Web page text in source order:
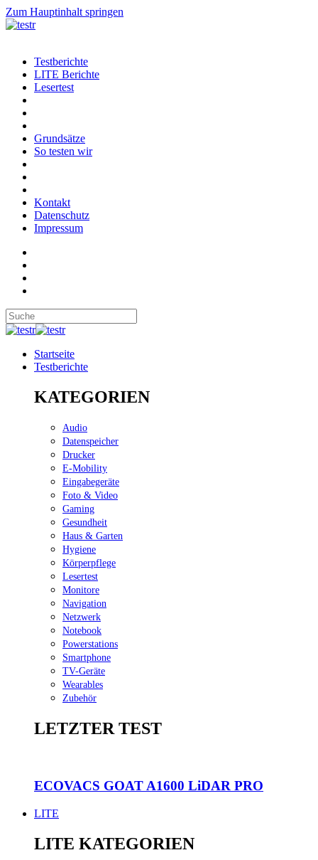
Zum Hauptinhalt springen
Testberichte
LITE Berichte
Lesertest
Grundsätze
So testen wir
Kontakt
Datenschutz
Impressum
Startseite
Testberichte
KATEGORIEN
Audio
Datenspeicher
Drucker
E-Mobility
Eingabegeräte
Foto & Video
Gaming
Gesundheit
Haus & Garten
Hygiene
Körperpflege
Lesertest
Monitore
Navigation
Netzwerk
Notebook
Powerstations
Smartphone
TV-Geräte
Wearables
Zubehör
LETZTER TEST
ECOVACS GOAT A1600 LiDAR PRO
LITE
LITE KATEGORIEN